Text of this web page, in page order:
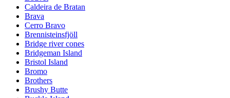
Caldeira de Bratan
Brava
Cerro Bravo
Brennisteinsfjöll
Bridge river cones
Bridgeman Island
Bristol Island
Bromo
Brothers
Brushy Butte